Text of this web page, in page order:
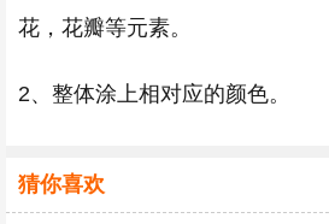
花，花瓣等元素。
2、整体涂上相对应的颜色。
猜你喜欢